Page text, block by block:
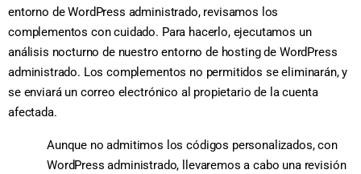
entorno de WordPress administrado, revisamos los
complementos con cuidado. Para hacerlo, ejecutamos un
análisis nocturno de nuestro entorno de hosting de WordPress
administrado. Los complementos no permitidos se eliminarán, y
se enviará un correo electrónico al propietario de la cuenta
afectada.
Aunque no admitimos los códigos personalizados, con
WordPress administrado, llevaremos a cabo una revisión